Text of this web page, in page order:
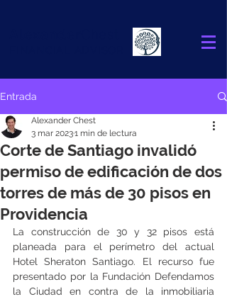
Entrada
Corte de Santiago invalidó
permiso de edificación de dos
torres de más de 30 pisos en
Providencia
Alexander Chest
3 mar 20231 min de lectura
La construcción de 30 y 32 pisos está
planeada para el perímetro del actual
Hotel Sheraton Santiago. El recurso fue
presentado por la Fundación Defendamos
la Ciudad en contra de la inmobiliaria